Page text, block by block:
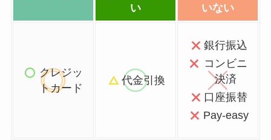
い
いない
クレジッ
トカード
代金引換
銀行振込
コンビニ
決済
口座振替
Pay-easy